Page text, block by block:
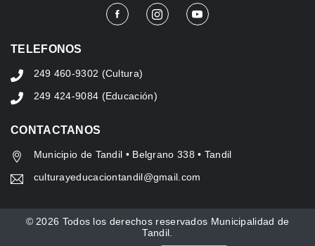
TELEFONOS
249 460-9302 (Cultura)
249 424-9084 (Educación)
CONTACTANOS
Municipio de Tandil • Belgrano 338 • Tandil
culturayeducaciontandil@gmail.com
© 2026 Todos los derechos reservados Municipalidad de
Tandil.